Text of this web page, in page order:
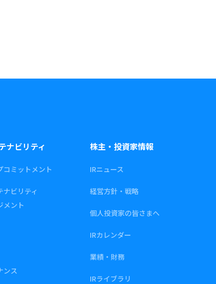
ナビリティ
コミットメント
ナビリティ
メント
ンス
株主・投資家情報
IRニュース
経営方針・戦略
個人投資家の皆さまへ
IRカレンダー
業績・財務
IRライブラリ